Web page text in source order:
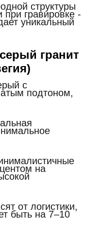
структуры
при гравировке -
уникальный
гранит
с
подтоном,
на
от логистики,
быть на 7–10